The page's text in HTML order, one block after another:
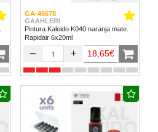
GA-46678
GAAHLERI
Pintura Kaleido K040 naranja mate.
Rapidair 6x20ml
– + 18,65€